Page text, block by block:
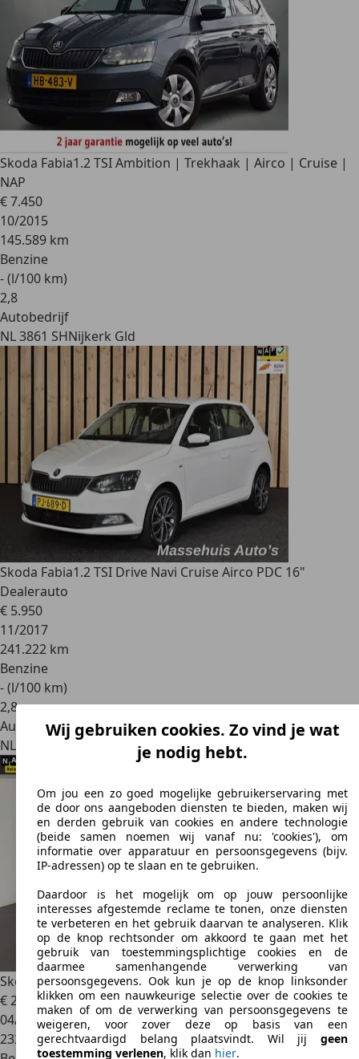
Skoda Fabia1.2 TSI Ambition | Trekhaak | Airco | Cruise |
NAP
€ 7.450
10/2015
145.589 km
Benzine
- (l/100 km)
2,8
Autobedrijf
NL 3861 SHNijkerk Gld
Skoda Fabia1.2 TSI Drive Navi Cruise Airco PDC 16"
Dealerauto
€ 5.950
11/2017
241.222 km
Benzine
- (l/100 km)
2,8
Autobedrijf
NL 7051 DXVarsseveld
Skoda FabiaCombi 1.2 TSI Style. Trekhaak!
€ 2.449
04/2012
232.507 km
Wij gebruiken cookies. Zo vind je wat
je nodig hebt.
Om jou een zo goed mogelijke gebruikerservaring met
de door ons aangeboden diensten te bieden, maken wij
en derden gebruik van cookies en andere technologie
(beide samen noemen wij vanaf nu: 'cookies'), om
informatie over apparatuur en persoonsgegevens (bijv.
IP-adressen) op te slaan en te gebruiken.
Daardoor is het mogelijk om op jouw persoonlijke
interesses afgestemde reclame te tonen, onze diensten
te verbeteren en het gebruik daarvan te analyseren. Klik
op de knop rechtsonder om akkoord te gaan met het
gebruik van toestemmingsplichtige cookies en de
daarmee samenhangende verwerking van
persoonsgegevens. Ook kun je op de knop linksonder
klikken om een nauwkeurige selectie over de cookies te
maken of om de verwerking van persoonsgegevens te
weigeren, voor zover deze op basis van een
gerechtvaardigd belang plaatsvindt. Wil jij geen
toestemming verlenen, klik dan hier.